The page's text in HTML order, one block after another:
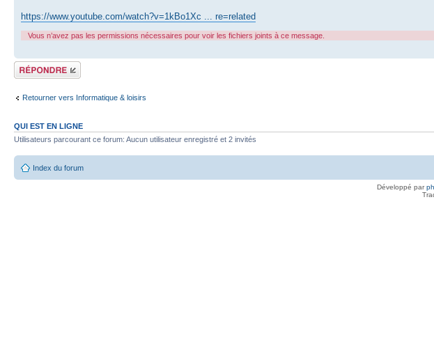
https://www.youtube.com/watch?v=1kBo1Xc ... re=related
Vous n’avez pas les permissions nécessaires pour voir les fichiers joints à ce message.
Répondre
Retourner vers Informatique & loisirs
QUI EST EN LIGNE
Utilisateurs parcourant ce forum: Aucun utilisateur enregistré et 2 invités
Index du forum
Développé par